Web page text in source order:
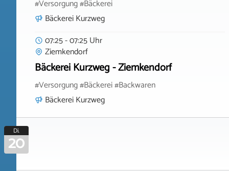
#Versorgung #Bäckerei
Bäckerei Kurzweg
07:25 - 07:25 Uhr
Ziemkendorf
Bäckerei Kurzweg - Ziemkendorf
#Versorgung #Bäckerei #Backwaren
Bäckerei Kurzweg
Di.
20